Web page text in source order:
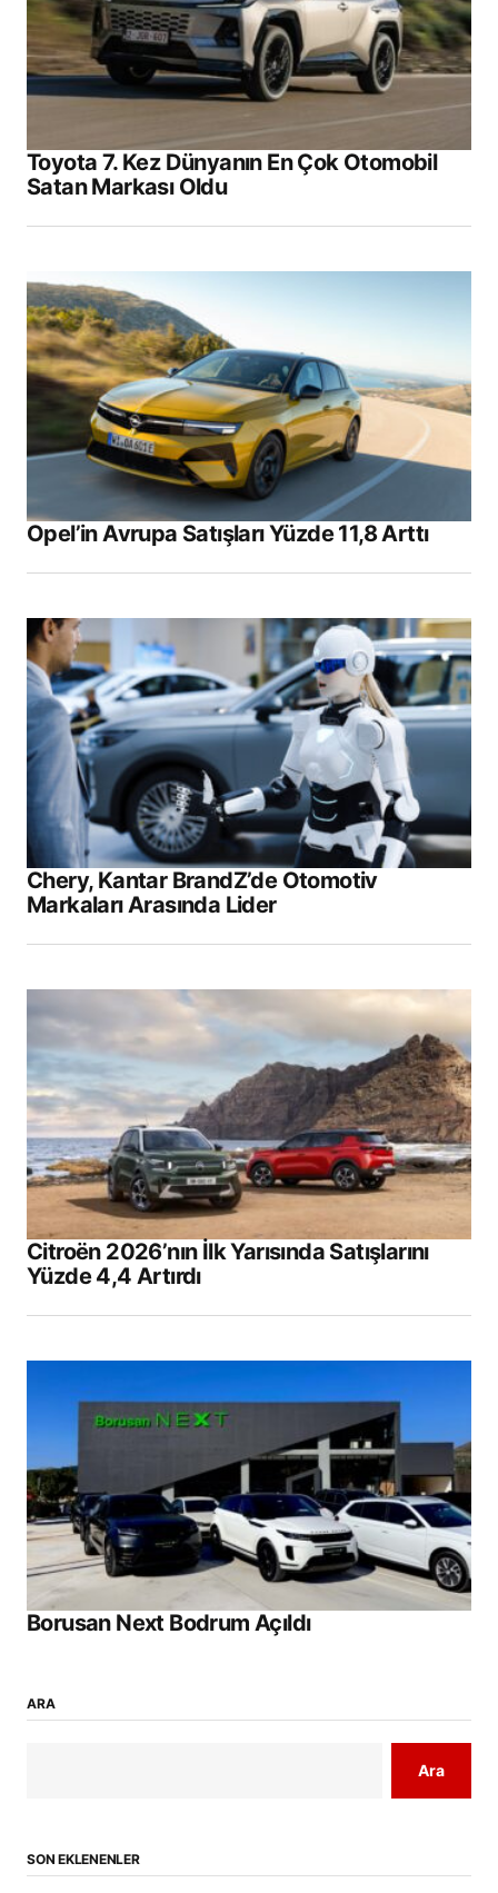
Toyota 7. Kez Dünyanın En Çok Otomobil
Satan Markası Oldu
Opel’in Avrupa Satışları Yüzde 11,8 Arttı
Chery, Kantar BrandZ’de Otomotiv
Markaları Arasında Lider
Citroën 2026’nın İlk Yarısında Satışlarını
Yüzde 4,4 Artırdı
Borusan Next Bodrum Açıldı
ARA
Ara
SON EKLENENLER